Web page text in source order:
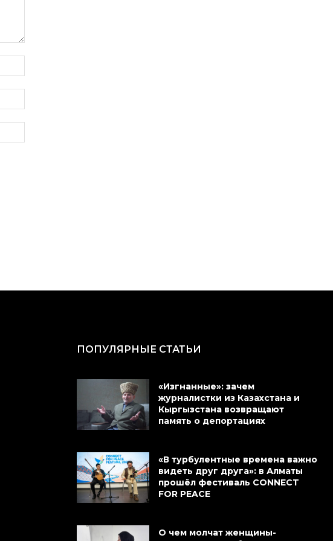
ПОПУЛЯРНЫЕ СТАТЬИ
«Изгнанные»: зачем
журналистки из Казахстана и
Кыргызстана возвращают
память о депортациях
«В турбулентные времена важно
видеть друг друга»: в Алматы
прошёл фестиваль CONNECT
FOR PEACE
О чем молчат женщины-